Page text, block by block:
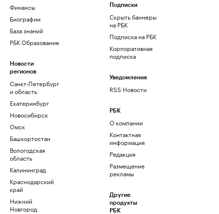
Финансы
Биографии
База знаний
РБК Образование
Новости
регионов
Санкт-Петербург
и область
Екатеринбург
Новосибирск
Омск
Башкортостан
Вологодская
область
Калининград
Краснодарский
край
Нижний
Новгород
Подписки
Скрыть баннеры
на РБК
Подписка на РБК
Корпоративная
подписка
Уведомления
RSS Новости
РБК
О компании
Контактная
информация
Редакция
Размещение
рекламы
Другие
продукты
РБК